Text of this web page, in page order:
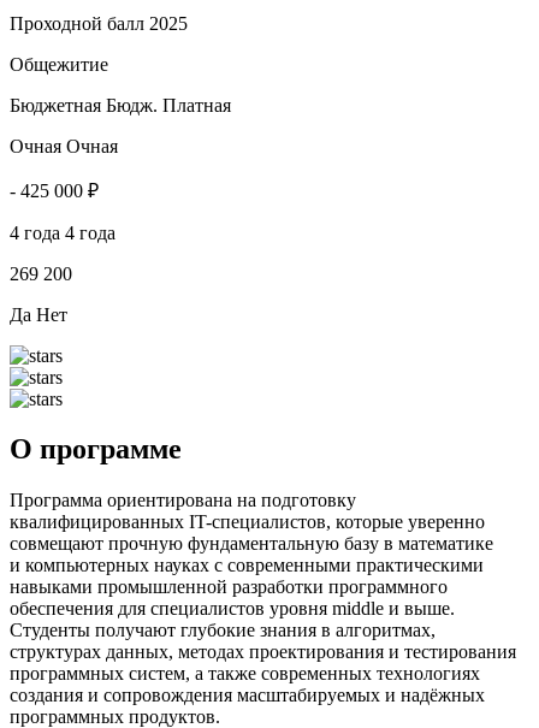
Проходной балл 2025
Общежитие
Бюджетная Бюдж. Платная
Очная Очная
- 425 000 ₽
4 года 4 года
269 200
Да Нет
О программе
Программа ориентирована на подготовку
квалифицированных IT-специалистов, которые уверенно
совмещают прочную фундаментальную базу в математике
и компьютерных науках с современными практическими
навыками промышленной разработки программного
обеспечения для специалистов уровня middle и выше.
Студенты получают глубокие знания в алгоритмах,
структурах данных, методах проектирования и тестирования
программных систем, а также современных технологиях
создания и сопровождения масштабируемых и надёжных
программных продуктов.